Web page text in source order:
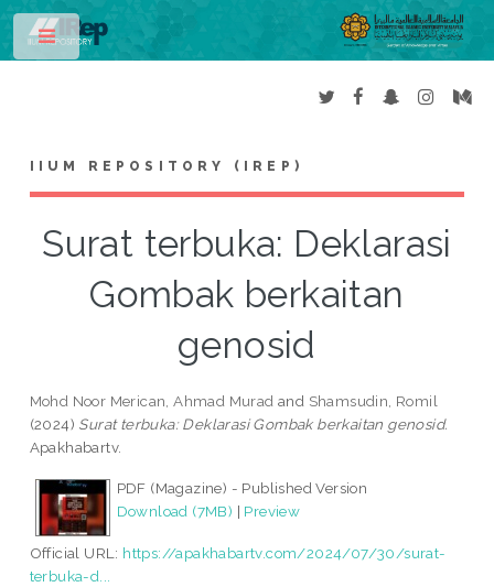
IIUM REPOSITORY (IREP)
Surat terbuka: Deklarasi
Gombak berkaitan
genosid
Mohd Noor Merican, Ahmad Murad and Shamsudin, Romil
(2024) Surat terbuka: Deklarasi Gombak berkaitan genosid.
Apakhabartv.
PDF (Magazine) - Published Version
Download (7MB) | Preview
Official URL: https://apakhabartv.com/2024/07/30/surat-
terbuka-d...
Toggle